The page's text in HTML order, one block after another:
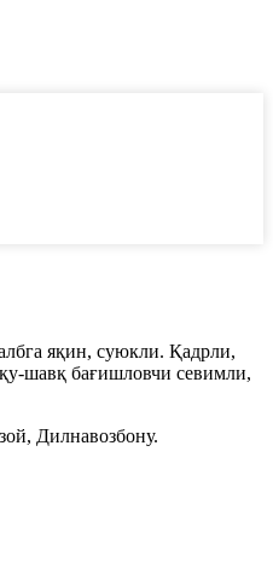
яқин, суюкли. Қадрли,
шавқ бағишловчи севимли,
Дилнавозбону.